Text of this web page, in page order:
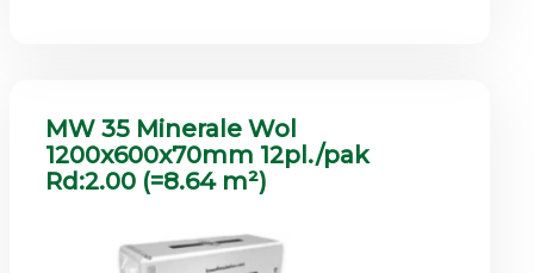
MW 35 Minerale Wol
1200x600x70mm 12pl./pak
Rd:2.00 (=8.64 m²)